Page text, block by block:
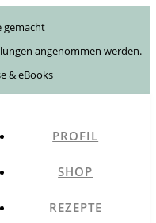
gemacht
angenommen werden.
& eBooks
PROFIL
SHOP
REZEPTE